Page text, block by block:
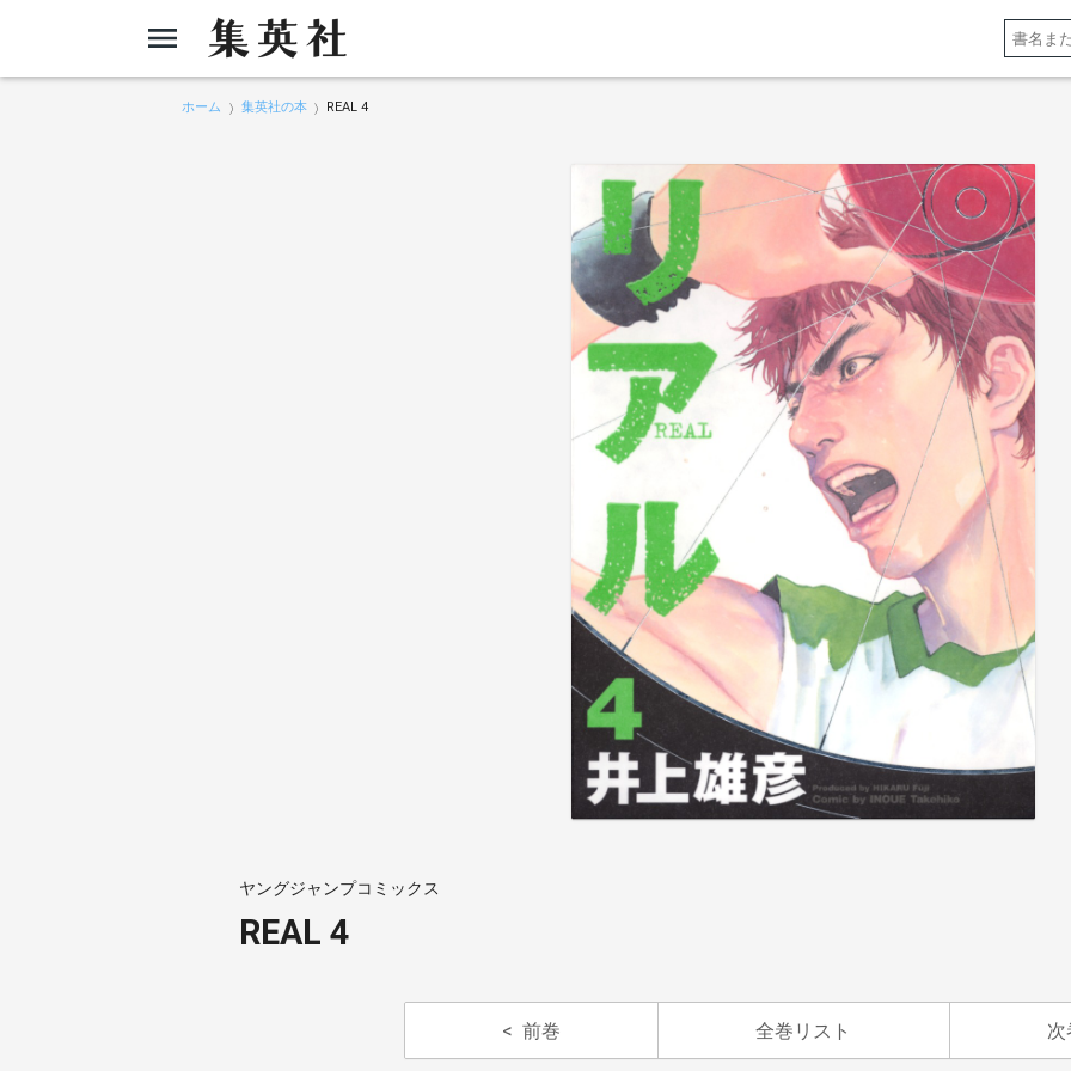
ホーム 集英社の本 REAL 4
ヤングジャンプコミックス
REAL 4
前巻 全巻リスト 次